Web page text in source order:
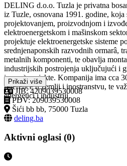
DELING d.o.o. Tuzla je privatna
iz Tuzle, osnovana 1991. godine,
projektovanjem, proizvodnjom i
elektroenergetskom i mašinskom
projektuje elektroenergetske sisteme
srednjenaponskih razvodnih ormarâ,
metalnih komponenti, te obavlja
industrijskih postrojenja uključujući i
izvore) projekte. Kompanija ima cca
reference u zemlji i inostranstvu, te
energetici i industriji.
Prikaži više
JIB: 4209039530008
PDV: 209039530008
Šići bb bb, 75000 Tuzla
deling.ba
Aktivni oglasi (0)